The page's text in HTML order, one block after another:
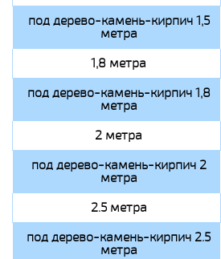
под дерево-камень-кирпич 1,5
метра
1,8 метра
под дерево-камень-кирпич 1,8
метра
2 метра
под дерево-камень-кирпич 2
метра
2.5 метра
под дерево-камень-кирпич 2.5
метра